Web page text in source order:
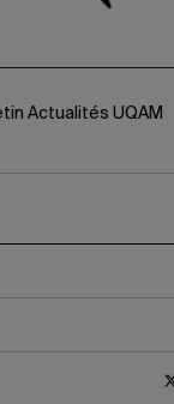
Actualités UQAM